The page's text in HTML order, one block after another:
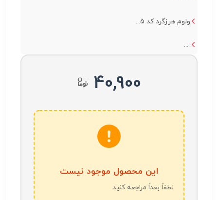
ولوم هرزگرد کد 5...
...
40,900
این محصول موجود نیست
لطفاً بعداً مراجعه کنید